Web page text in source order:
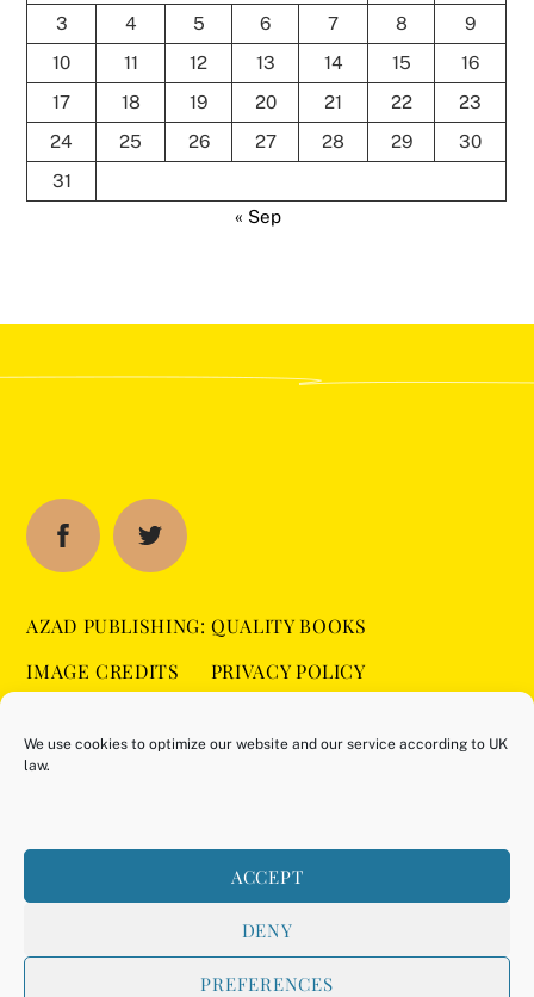
We use cookies to optimize our website and our service according to UK
law.
ACCEPT
DENY
PREFERENCES
3
4 5 6 7 8
9
10
11 12 13 14 15
16
17
18 19 20 21 22
23
24
25 26 27 28 29
30
31
« Sep
AZAD PUBLISHING: QUALITY BOOKS
IMAGE CREDITS
PRIVACY POLICY